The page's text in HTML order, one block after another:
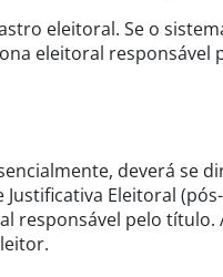
eleitoral. Se o
eleitoral responsável
deverá se
Eleitoral
responsável pelo título.